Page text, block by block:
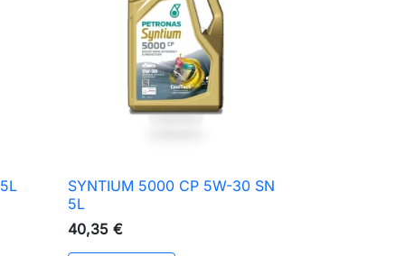
 Vista rápida
SYNTIUM 5000 CP 5W-30 SN
5L
40,35 €